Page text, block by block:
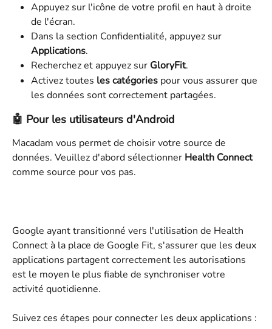
Appuyez sur l'icône de votre profil en haut à droite
de l'écran.
Dans la section Confidentialité, appuyez sur
Applications.
Recherchez et appuyez sur GloryFit.
Activez toutes les catégories pour vous assurer que
les données sont correctement partagées.
🤖 Pour les utilisateurs d'Android
Macadam vous permet de choisir votre source de
données. Veuillez d'abord sélectionner Health Connect
comme source pour vos pas.
Google ayant transitionné vers l'utilisation de Health
Connect à la place de Google Fit, s'assurer que les deux
applications partagent correctement les autorisations
est le moyen le plus fiable de synchroniser votre
activité quotidienne.
Suivez ces étapes pour connecter les deux applications :